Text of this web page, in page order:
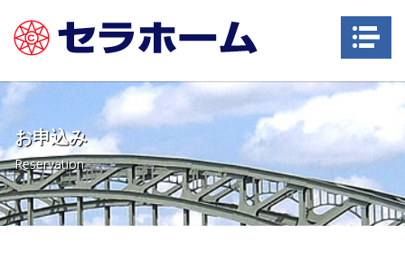
お申込み
Reservation